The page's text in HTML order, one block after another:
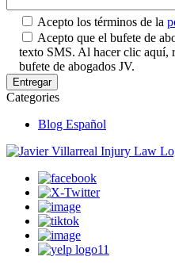
Acepto los términos de la
Acepto que el bufete de
texto SMS. Al hacer clic aquí,
bufete de abogados JV.
Categories
Blog Español